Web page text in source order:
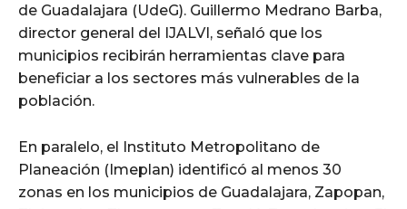
de Guadalajara (UdeG). Guillermo Medrano Barba,
director general del IJALVI, señaló que los
municipios recibirán herramientas clave para
beneficiar a los sectores más vulnerables de la
población.
En paralelo, el Instituto Metropolitano de
Planeación (Imeplan) identificó al menos 30
zonas en los municipios de Guadalajara, Zapopan,